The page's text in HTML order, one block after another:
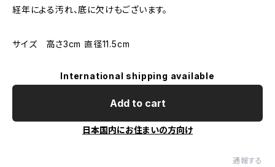
経年による汚れ、底に欠けもございます。
サイズ 高さ3cm 直径11.5cm
International shipping available
Add to cart
日本国内にお住まいの方向け
通報する